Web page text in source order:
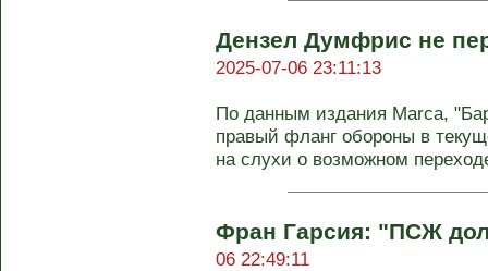
Дензел Думфрис не
2025-07-06 23:11:13
По данным издания Marca,
правый фланг обороны в
на слухи о возможном
Фран Гарсия: "ПСЖ
06 22:49:11